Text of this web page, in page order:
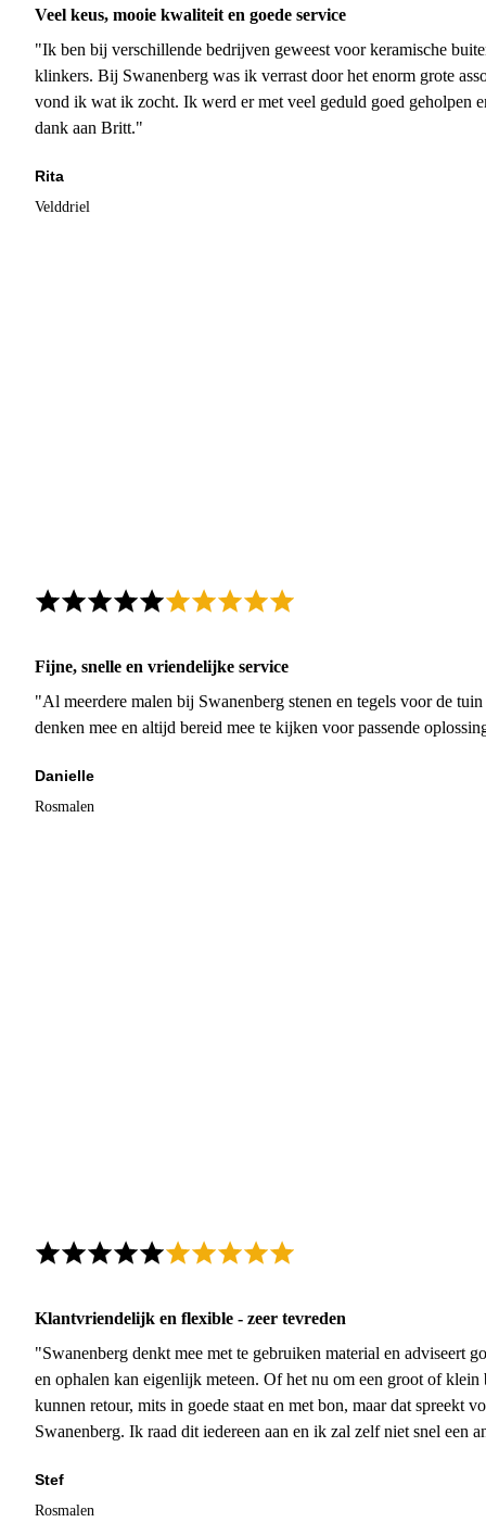
Veel keus, mooie kwaliteit en goede service
"Ik ben bij verschillende bedrijven geweest voor keramische
klinkers. Bij Swanenberg was ik verrast door het enorm grote
vond ik wat ik zocht. Ik werd er met veel geduld goed geholpen
dank aan Britt."
Rita
Velddriel
Fijne, snelle en vriendelijke service
"Al meerdere malen bij Swanenberg stenen en tegels voor de
denken mee en altijd bereid mee te kijken voor passende
Danielle
Rosmalen
Klantvriendelijk en flexible - zeer tevreden
"Swanenberg denkt mee met te gebruiken material en adviseert
en ophalen kan eigenlijk meteen. Of het nu om een groot of
kunnen retour, mits in goede staat en met bon, maar dat spreekt
Swanenberg. Ik raad dit iedereen aan en ik zal zelf niet snel een
Stef
Rosmalen